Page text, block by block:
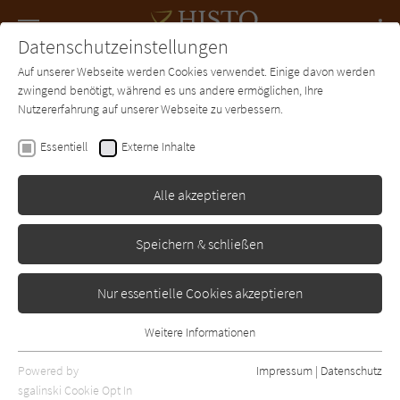
SUCHE Forum Charts Newsletter
Philip Kerr
Im Sog der dunklen
Rowohlt
Datenschutzeinstellungen
Auf unserer Webseite werden Cookies verwendet. Einige davon werden
zwingend benötigt, während es uns andere ermöglichen, Ihre
Nutzererfahrung auf unserer Webseite zu verbessern.
Essentiell Externe Inhalte
Alle akzeptieren
Speichern & schließen
Nur essentielle Cookies akzeptieren
Essentielle Cookies werden für grundlegende Funktionen der
Webseite benötigt. Dadurch ist gewährleistet, dass die Webseite
Weitere Informationen
Powered by
sgalinski Cookie Opt In
Impressum | Datenschutz